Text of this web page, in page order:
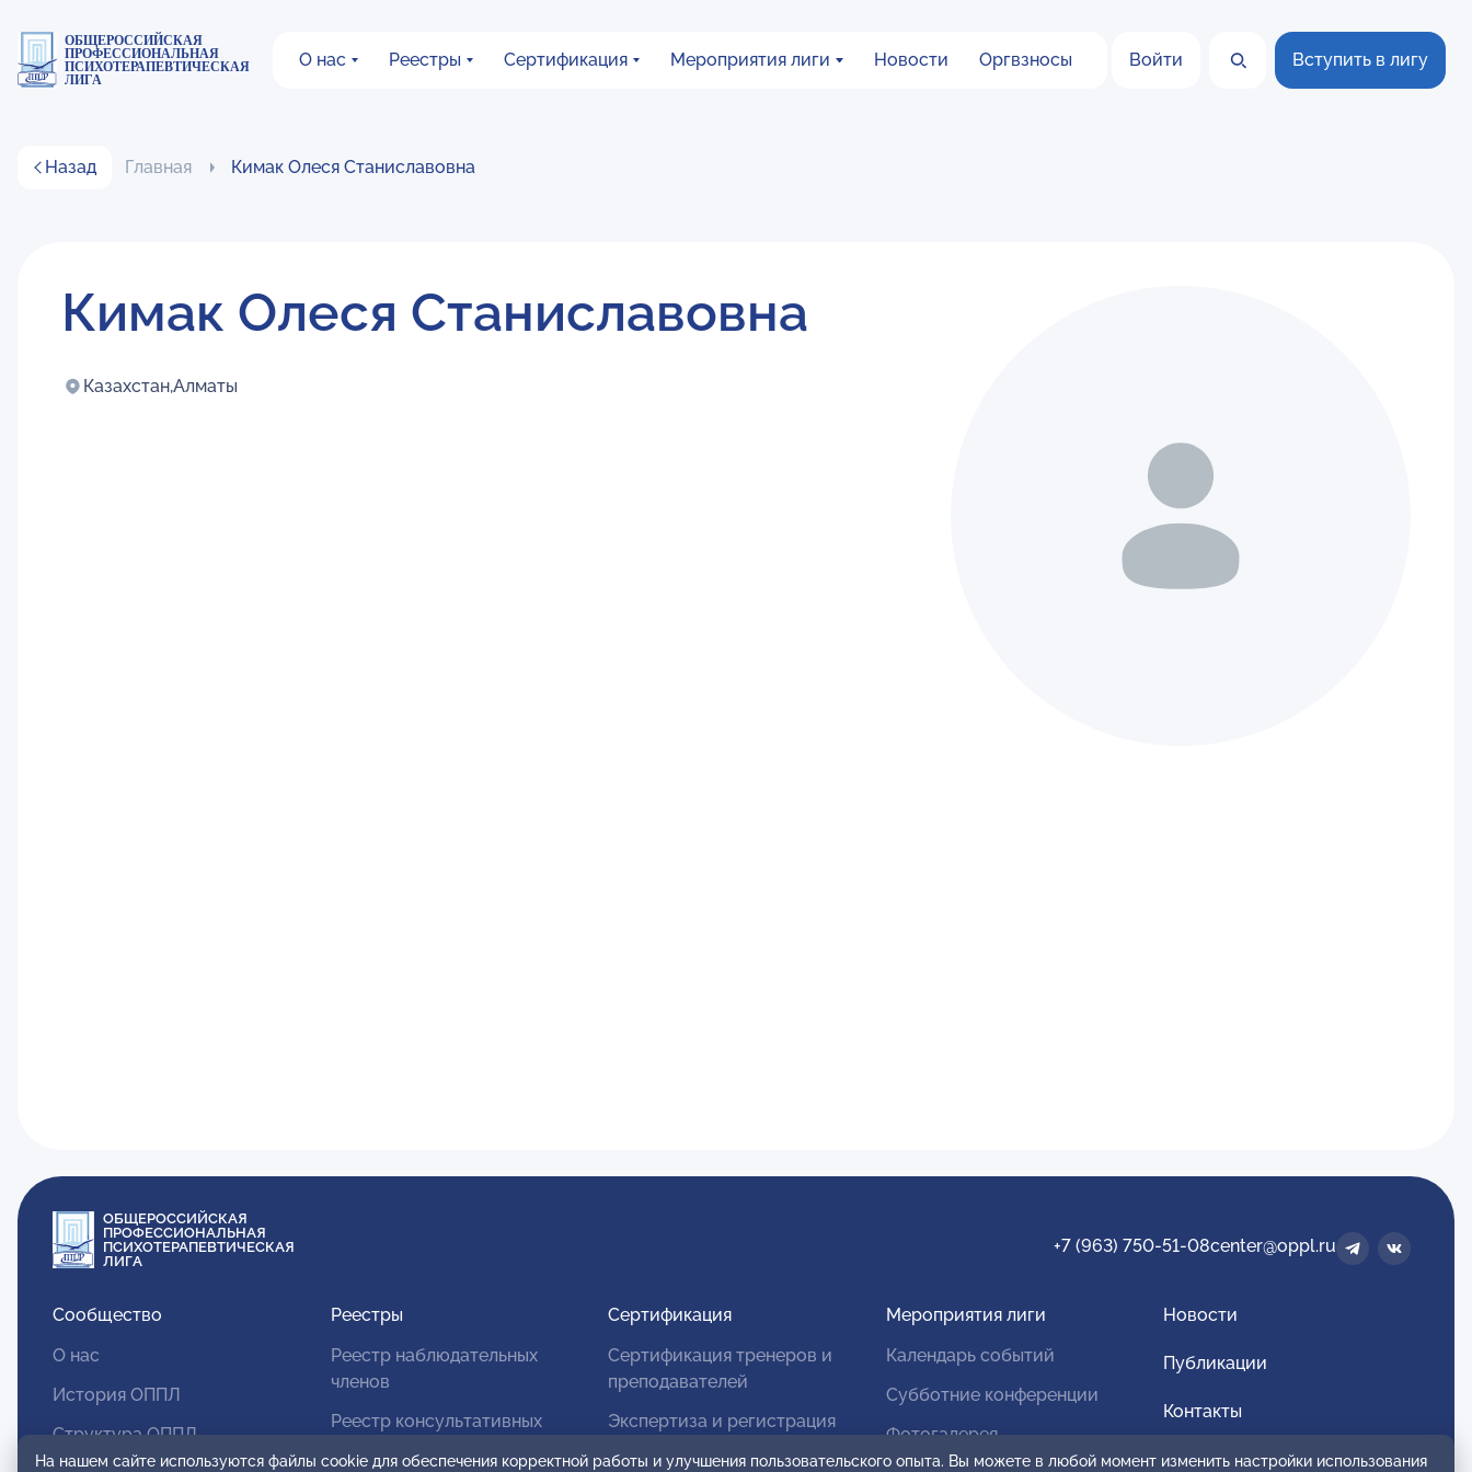
ОБЩЕРОССИЙСКАЯ
ПРОФЕССИОНАЛЬНАЯ
ПСИХОТЕРАПЕВТИЧЕСКАЯ
ЛИГА
О нас Реестры Сертификация Мероприятия лиги Новости Оргвзносы Войти Вступить в лигу
Назад Главная Кимак Олеся Станиславовна
Кимак Олеся Станиславовна
Казахстан,Алматы
ОБЩЕРОССИЙСКАЯ
ПРОФЕССИОНАЛЬНАЯ
ПСИХОТЕРАПЕВТИЧЕСКАЯ
ЛИГА
+7 (963) 750-51-08center@oppl.ru
Сообщество
О нас
История ОППЛ
Структура ОППЛ
Реестры
Реестр наблюдательных
членов
Реестр консультативных
Сертификация
Сертификация тренеров и
преподавателей
Экспертиза и регистрация
Мероприятия лиги
Календарь событий
Субботние конференции
Фотогалерея
Новости
Публикации
Контакты
Для спонсоров и партнеров
На нашем сайте используются файлы cookie для обеспечения корректной работы и улучшения пользовательского опыта. Вы можете в любой момент изменить настройки использования